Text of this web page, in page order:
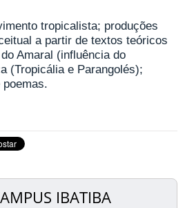
tropicalista; produções
a partir de textos teóricos
Amaral (influência do
(Tropicália e Parangolés);
IBATIBA